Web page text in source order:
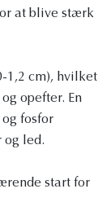
at blive stærk
1,2 cm), hvilket
opefter. En
fosfor
og led.
start for